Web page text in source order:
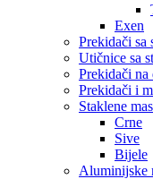
Exen
Prekidači sa
Utičnice sa
Prekidači na
Prekidači i
Staklene
Crne
Sive
Bijele
Aluminijske